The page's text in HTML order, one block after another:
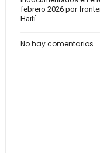
febrero 2026 por
Haití
No hay comentarios.